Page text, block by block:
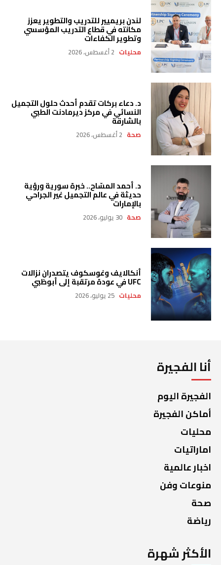
لندن بريميير للتدريب والتطوير يعزز
مكانته في قطاع التدريب المؤسسي
وتطوير الكفاءات
محليات 2 أغسطس، 2026
د. دعاء بركات تقدم أحدث حلول التجميل
النسائي في مركز ديرمادنت الطبي
بالشارقة
صحة 2 أغسطس، 2026
د. أحمد المسّاح.. خبرة سورية ورؤية
حديثة في عالم التجميل غير الجراحي
بالإمارات
صحة 30 يوليو، 2026
أنكالايف وغوسكوف يتصدران نزالات
UFC في عودة مرتقبة إلى أبوظبي
محليات 25 يوليو، 2026
أنا الفجيرة
الفجيرة اليوم
أماكن الفجيرة
محليات
اماراتيات
اخبار عالمية
منوعات وفن
صحة
رياضة
الأكثر شهرة